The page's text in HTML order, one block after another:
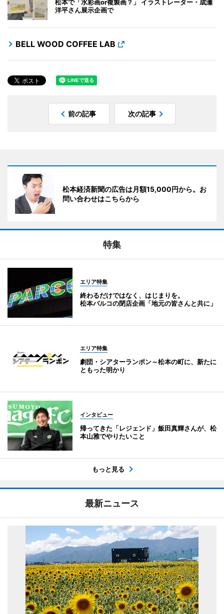
松本で「水彩画or複製画？」 イラストレーター・成瀬
洋平さん展示企画で
BELL WOOD COFFEE LAB
前の記事 次の記事
松本経済新聞の広告は月額15,000円から。お
問い合わせはこちらから
特集
エリア特集
終わるだけではなく、はじまりを。
松本パルコの閉店企画「地元の皆さんと共に」
エリア特集
劇団・シアターランポン～松本の町に、新たに
ともった明かり
インタビュー
帰ってきた「レジェンド」飯田真輝さんが、松
本山雅でやりたいこと
もっと見る
最新ニュース